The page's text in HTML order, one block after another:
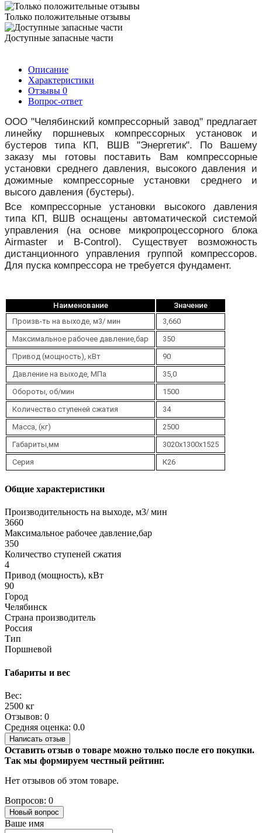
Только положительные отзывы
Доступные запасные части
Описание
Характеристики
Отзывы 0
Вопрос-ответ
ООО "Челябинский компрессорный завод" предлагает
линейку поршневых компрессорных установок и
бустеров типа КП, ВШВ "Энергетик". По Вашему
заказу мы готовы поставить Вам компрессорные
установки среднего давления, высокого давления и
дожимные компрессорные установки среднего и
высого давления (бустеры).
Все компрессорные установки высокого давления
типа КП, ВШВ оснащены автоматической системой
управления (на основе микропроцессорного блока
Airmaster и B-Control). Существует возможность
дистанционного управления группой компрессоров.
Для пуска компрессора не требуется фундамент.
Наименование
Значение
Произв-ть на выходе, м3/ мин
3,660
Максимальное рабочее давление,бар
350
Привод (мощность), кВт
90
Давление на выходе, МПа
35,0
Обороты, об/мин
1500
Количество ступеней сжатия
34
Масса, (кг)
2500
Габариты,мм
3020х1300х1525
Серия
К26
Общие характеристики
Производительность на выходе, м3/ мин
3660
Максимальное рабочее давление,бар
350
Количество ступеней сжатия
4
Привод (мощность), кВт
90
Город
Челябинск
Страна производитель
Россия
Тип
Поршневой
Габариты и вес
Вес:
2500 кг
Отзывов: 0
Средняя оценка: 0.0
Написать отзыв
Оставить отзыв о товаре можно только после его покупки.
Так мы формируем честный рейтинг.
Нет отзывов об этом товаре.
Вопросов: 0
Новый вопрос
Ваше имя